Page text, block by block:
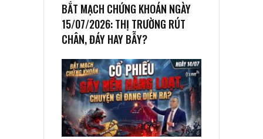
BẮT MẠCH CHỨNG KHOÁN NGÀY
15/07/2026: THỊ TRƯỜNG RÚT
CHÂN, ĐÁY HAY BẪY?